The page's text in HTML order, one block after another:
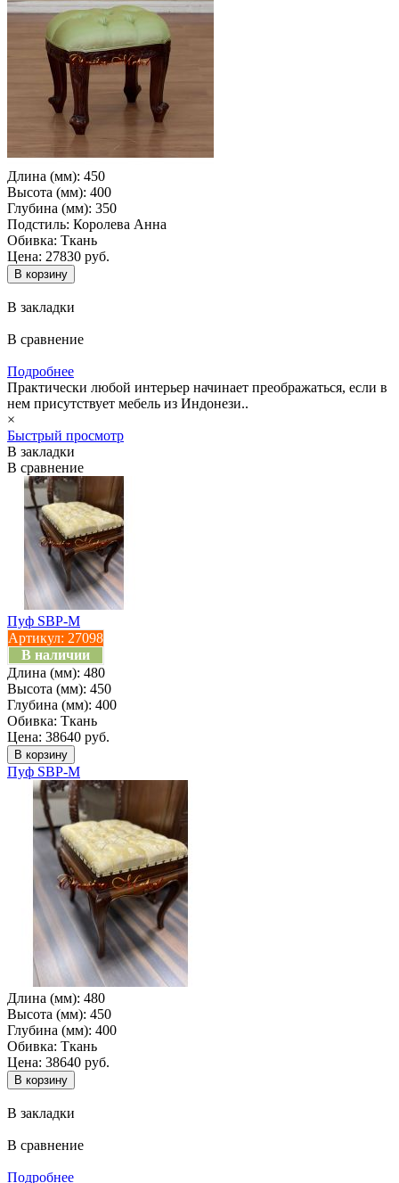
Длина (мм): 450
Высота (мм): 400
Глубина (мм): 350
Подстиль: Королева Анна
Обивка: Ткань
Цена: 27830 руб.
В закладки
В сравнение
Подробнее
Практически любой интерьер начинает преображаться, если в
нем присутствует мебель из Индонези..
×
Быстрый просмотр
В закладки
В сравнение
Пуф SBP-M
Артикул: 27098
В наличии
Длина (мм): 480
Высота (мм): 450
Глубина (мм): 400
Обивка: Ткань
Цена: 38640 руб.
Пуф SBP-M
Длина (мм): 480
Высота (мм): 450
Глубина (мм): 400
Обивка: Ткань
Цена: 38640 руб.
В закладки
В сравнение
Подробнее